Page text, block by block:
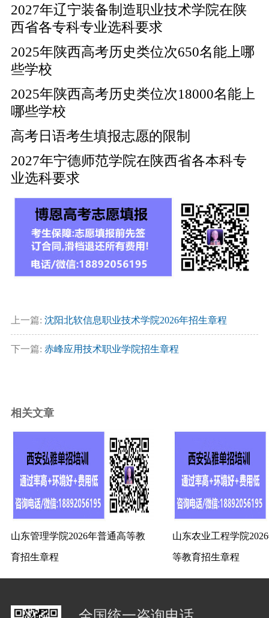
2027年辽宁装备制造职业技术学院在陕
西省各专科专业选科要求
2025年陕西高考历史类位次650名能上哪
些学校
2025年陕西高考历史类位次18000名能上
哪些学校
高考日语考生填报志愿的限制
2027年宁德师范学院在陕西省各本科专
业选科要求
上一篇: 沈阳北软信息职业技术学院2026年招生章程
下一篇: 赤峰应用技术职业学院招生章程
相关文章
山东管理学院2026年普通高等教
育招生章程
山东农业工程学院
等教育招生章程